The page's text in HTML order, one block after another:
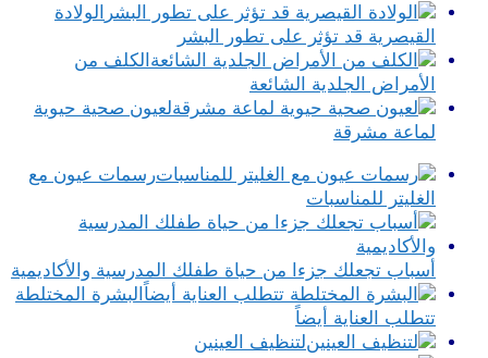
الولادة
القيصرية قد تؤثر على تطور البشر
الكلف من
الأمراض الجلدية الشائعة
لعيون صحية حيوية
لماعة مشرقة
رسمات عيون مع
الغليتر للمناسبات
أسباب تجعلك جزءا من حياة طفلك المدرسية والأكاديمية
البشرة المختلطة
تتطلب العناية أيضاً
لتنظيف العينين